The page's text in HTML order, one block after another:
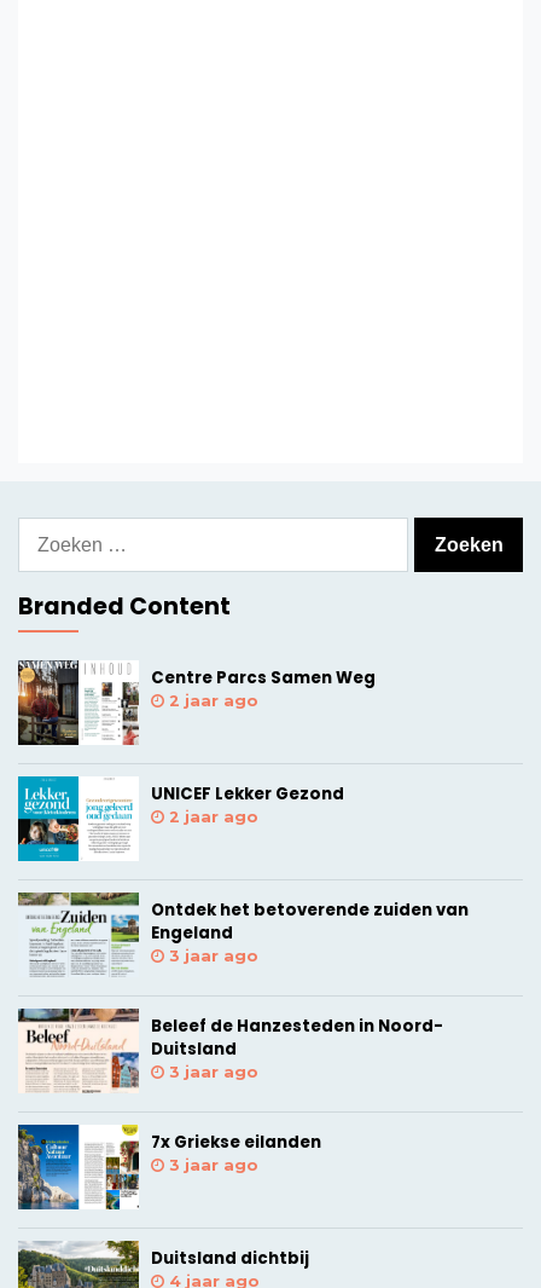
Branded Content
Centre Parcs Samen Weg
2 jaar ago
UNICEF Lekker Gezond
2 jaar ago
Ontdek het betoverende zuiden van
Engeland
3 jaar ago
Beleef de Hanzesteden in Noord-
Duitsland
3 jaar ago
7x Griekse eilanden
3 jaar ago
Duitsland dichtbij
4 jaar ago